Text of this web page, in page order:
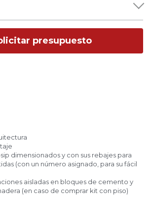
presupuesto
dimensionados y con sus rebajes para
(con un número asignado, para su fácil
aisladas en bloques de cemento y
(en caso de comprar kit con piso)